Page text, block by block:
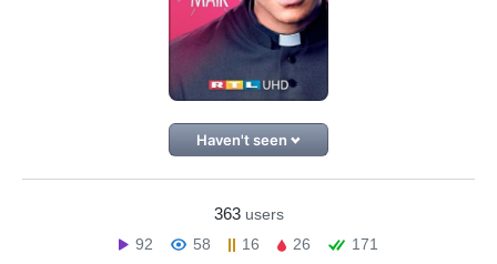
Haven't seen
363 users
92
58 16 26 171